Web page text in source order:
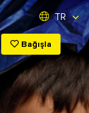
TR
Bağışla